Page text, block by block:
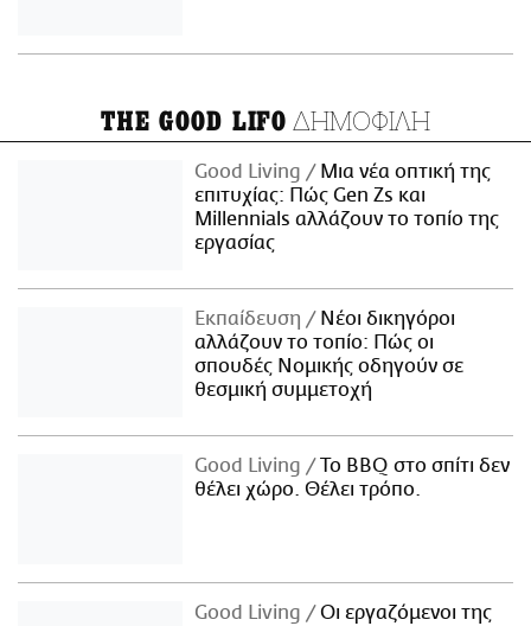
THE GOOD LIFO ΔΗΜΟΦΙΛΗ
Good Living
Μια νέα οπτική της
επιτυχίας: Πώς Gen Zs και
Millennials αλλάζουν το τοπίο της
εργασίας
Εκπαίδευση
Νέοι δικηγόροι
αλλάζουν το τοπίο: Πώς οι
σπουδές Νομικής οδηγούν σε
θεσμική συμμετοχή
Good Living
Το BBQ στο σπίτι δεν
θέλει χώρο. Θέλει τρόπο.
Good Living
Οι εργαζόμενοι της